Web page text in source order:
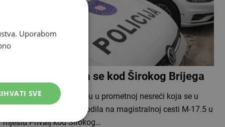
Tri vozila sudarila se kod Širokog Brijega
Dvije osobe ozlijeđene su u prometnoj nesreći koja se u
četvrtak prijepodne dogodila na magistralnoj cesti M-17.5 u
mjestu Privalj kod Širokog…
Uporabom
SVE